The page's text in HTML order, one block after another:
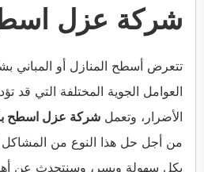
شركة عزل
تتعرض أسطح المنازل أو المباني
العوامل الجوية المختلفة التي
الأضرار، وتعمل شركة عزل اسطح
من أجل حل هذا النوع من المشاكل
بكل سهولة ويسر، وسنتحدث عن